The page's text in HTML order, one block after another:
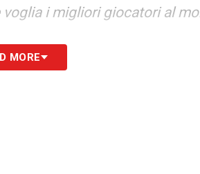
i migliori giocatori al
MORE